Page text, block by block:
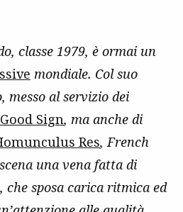
classe 1979, è ormai un
mondiale. Col suo
messo al servizio dei
Sign, ma anche di
Res, French
una vena fatta di
che sposa carica ritmica ed